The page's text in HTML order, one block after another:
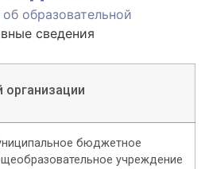
образовательной
сведения
организации
бюджетное
учреждение